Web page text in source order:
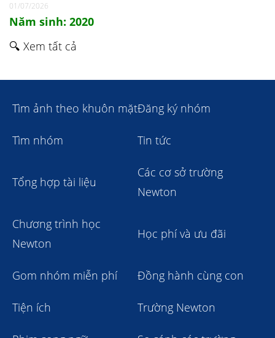
01/07/2026
Năm sinh: 2020
🔍 Xem tất cả
Tìm ảnh theo khuôn mặtĐăng ký nhóm
Tìm nhóm Tin tức
Tổng hợp tài liệu
Các cơ sở trường
Newton
Chương trình học
Newton
Học phí và ưu đãi
Gom nhóm miễn phí Đồng hành cùng con
Tiện ích Trường Newton